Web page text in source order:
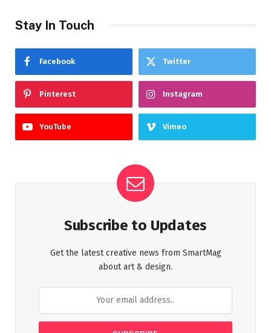
Stay In Touch
Facebook Twitter
Pinterest Instagram
YouTube Vimeo
Subscribe to Updates
Get the latest creative news from SmartMag
about art & design.